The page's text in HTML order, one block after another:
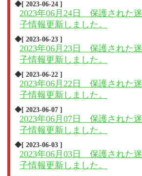
◆[ 2023-06-24 ]
2023年06月24日 保護された迷
子情報更新しました。
◆[ 2023-06-23 ]
2023年06月23日 保護された迷
子情報更新しました。
◆[ 2023-06-22 ]
2023年06月22日 保護された迷
子情報更新しました。
◆[ 2023-06-07 ]
2023年06月07日 保護された迷
子情報更新しました。
◆[ 2023-06-03 ]
2023年06月03日 保護された迷
子情報更新しました。